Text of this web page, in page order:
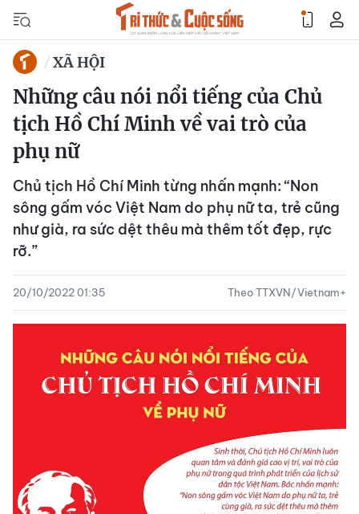
XÃ HỘI
Những câu nói nổi tiếng của Chủ
tịch Hồ Chí Minh về vai trò của
phụ nữ
Chủ tịch Hồ Chí Minh từng nhấn mạnh: “Non
sông gấm vóc Việt Nam do phụ nữ ta, trẻ cũng
như già, ra sức dệt thêu mà thêm tốt đẹp, rực
rỡ.”
20/10/2022 01:35 Theo TTXVN/Vietnam+